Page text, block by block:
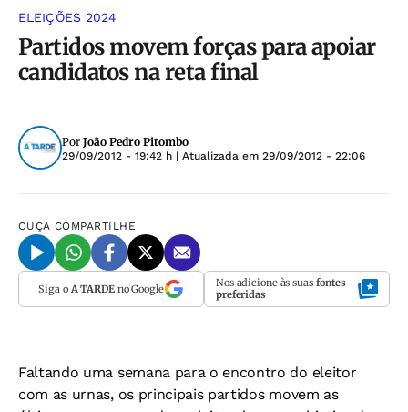
ELEIÇÕES 2024
Partidos movem forças para apoiar
candidatos na reta final
Por João Pedro Pitombo
29/09/2012 - 19:42 h | Atualizada em 29/09/2012 - 22:06
OUÇA COMPARTILHE
Siga o A TARDEno Google Nos adicione às suas fontes
preferidas
Faltando uma semana para o encontro do eleitor
com as urnas, os principais partidos movem as